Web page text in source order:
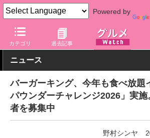
Powered by
カテゴリ 過去記事
グルメ Watch 店舗 ファストフード
ニュース
バーガーキング、今年も食べ放題
パウンダーチャレンジ2026」実
者を募集中
野村シンヤ